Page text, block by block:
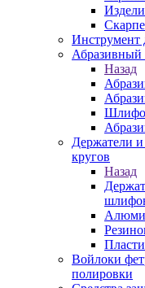
Инструмент
Абразивный
Назад
Держатели
кругов
Назад
Войлоки
полировки